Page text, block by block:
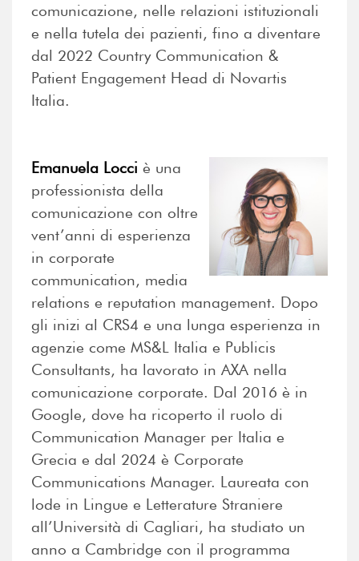
comunicazione, nelle relazioni istituzionali
e nella tutela dei pazienti, fino a diventare
dal 2022 Country Communication &
Patient Engagement Head di Novartis
Italia.
Emanuela Locci è una
professionista della
comunicazione con oltre
vent’anni di esperienza
in corporate
communication, media
relations e reputation management. Dopo
gli inizi al CRS4 e una lunga esperienza in
agenzie come MS&L Italia e Publicis
Consultants, ha lavorato in AXA nella
comunicazione corporate. Dal 2016 è in
Google, dove ha ricoperto il ruolo di
Communication Manager per Italia e
Grecia e dal 2024 è Corporate
Communications Manager. Laureata con
lode in Lingue e Letterature Straniere
all’Università di Cagliari, ha studiato un
anno a Cambridge con il programma